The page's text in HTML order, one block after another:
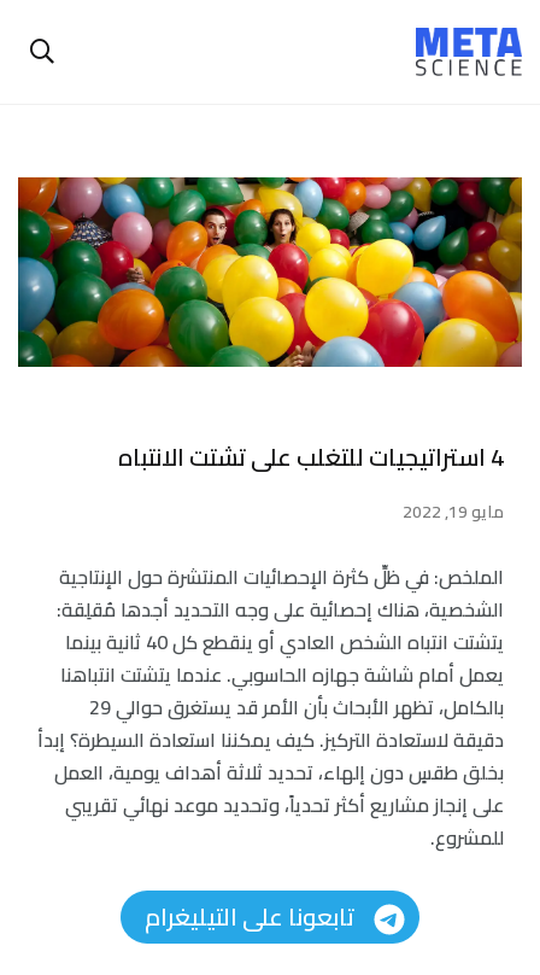
4 استراتيجيات للتغلب على تشتت الانتباه
مايو 19, 2022
الملخص: في ظلِّ كثرة الإحصائيات المنتشرة حول الإنتاجية
الشخصية، هناك إحصائية على وجه التحديد أجدها مُقلِقة:
يتشتت انتباه الشخص العادي أو ينقطع كل 40 ثانية بينما
يعمل أمام شاشة جهازه الحاسوبي. عندما يتشتت انتباهنا
بالكامل، تظهر الأبحاث بأن الأمر قد يستغرق حوالي 29
دقيقة لاستعادة التركيز. كيف يمكننا استعادة السيطرة؟ إبدأ
بخلق طقسٍ دون إلهاء، تحديد ثلاثة أهداف يومية، العمل
على إنجاز مشاريع أكثر تحدياً، وتحديد موعد نهائي تقريبي
للمشروع.
تابعونا على التيليغرام